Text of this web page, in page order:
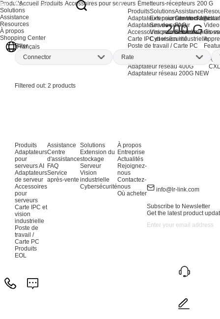
Produits
Adaptateurs pour serveurs AI
Adaptateurs de serveur
Accessoires pour serveurs
Carte IPC et vision industrielle
Poste de travail / Carte PC
Adaptateurs de réseau AI
Adaptateur réseau 400G
Adaptateur réseau 200G NEW
Solutions
Extension du stockage
Serveur
Vision industrielle
Cybersécurité
Assistance
Centre
FAQ
Service après-
Video
Produits
Solutions
Assistance
Resources
À propos
Shopping Center
Français
Accueil Produits Accessoires pour serveurs Émetteurs-récepteurs 200 G
200 G
Filter
Connector
QSFP56 (1)
Rate
Filtered out: 2 products
Produits
Adaptateurs
pour
serveurs AI
Adaptateurs
de serveur
Accessoires
pour
serveurs
Carte IPC et
vision
industrielle
Poste de
travail /
Carte PC
Produits
EOL
Assistance
Centre
d'assistance
FAQ
Service
après-vente
Solutions
Extension du
stockage
Serveur
Vision
industrielle
Cybersécurité
À propos
Entreprise
Actualités
Rejoignez-
nous
Contactez-
nous
Où acheter
info@lr-link.com
Subscribe to Newsletter
Get the latest product